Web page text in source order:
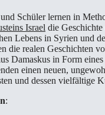
Schüler lernen in
Israel die Geschichte
Lebens in Syrien und
die realen Geschichten
Damaskus in Form
einen neuen,
und dessen vielfältige
: